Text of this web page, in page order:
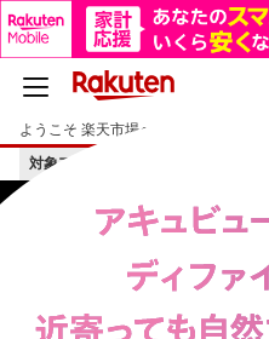
ようこそ 楽天市場へ
対象アイテム限定